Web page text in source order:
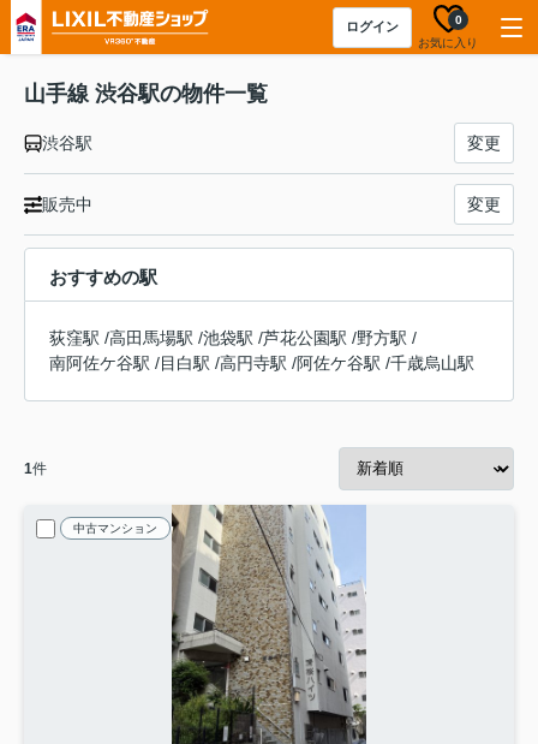
ログイン
お気に入り
0
山手線 渋谷駅の物件一覧
渋谷駅 変更
販売中 変更
おすすめの駅
荻窪駅 /高田馬場駅 /池袋駅 /芦花公園駅 /野方駅 /
南阿佐ケ谷駅 /目白駅 /高円寺駅 /阿佐ケ谷駅 /千歳烏山駅
1件
中古マンション